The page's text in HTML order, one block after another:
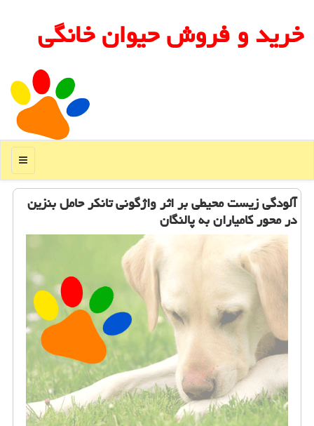
خرید و فروش حیوان خانگی
منو
آلودگی زیست محیطی بر اثر واژگونی تانكر حامل بنزین
در محور كامیاران به پالنگان